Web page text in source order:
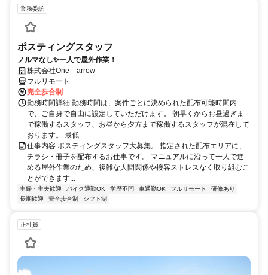
業務委託
ポスティングスタッフ
ノルマなし✨一人で屋外作業！
株式会社One arrow
フルリモート
完全歩合制
勤務時間詳細 勤務時間は、案件ごとに決められた配布可能時間内
で、ご自身で自由に設定していただけます。 朝早くからお昼過ぎま
で稼働するスタッフ、お昼から夕方まで稼働するスタッフが混在して
おります。 最低...
仕事内容 ポスティングスタッフ大募集。 指定された配布エリアに、
チラシ・冊子を配布するお仕事です。 マニュアルに沿って一人で進
める屋外作業のため、複雑な人間関係や接客ストレスなく取り組むこ
とができます...
主婦・主夫歓迎 バイク通勤OK 学歴不問 車通勤OK フルリモート
研修あり
長期歓迎
完全歩合制 シフト制
正社員